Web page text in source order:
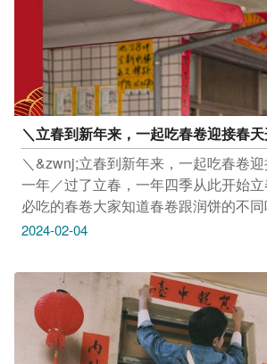
风景 #台中 #大玩台中 #台中景点 #打
旱溪酥皮春卷 #KissMe春米点心美食
＼‌立春到新年来，一起吃春卷迎接春
＼&zwnj;立春到新年来，一起吃春卷
一年／​​过了立春，一年四季从此开始
必吃的春卷大家知道春卷跟润饼的不
间台中特色春卷​一同祈求新的一年身体
的好福气照片来源：IG@foxsaysnini
2024-02-04